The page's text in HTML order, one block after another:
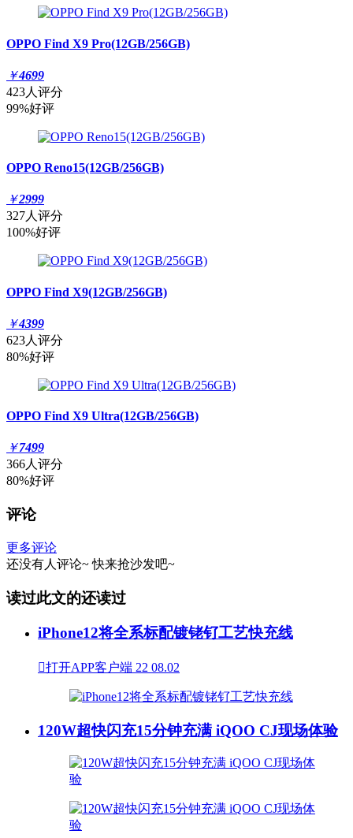
OPPO Find X9 Pro(12GB/256GB)
￥4699
423人评分
99%好评
OPPO Reno15(12GB/256GB)
￥2999
327人评分
100%好评
OPPO Find X9(12GB/256GB)
￥4399
623人评分
80%好评
OPPO Find X9 Ultra(12GB/256GB)
￥7499
366人评分
80%好评
评论
更多评论
还没有人评论~ 快来抢沙发吧~
读过此文的还读过
iPhone12将全系标配镀铑钌工艺快充线
打开APP客户端 22 08.02
120W超快闪充15分钟充满 iQOO CJ现场体验